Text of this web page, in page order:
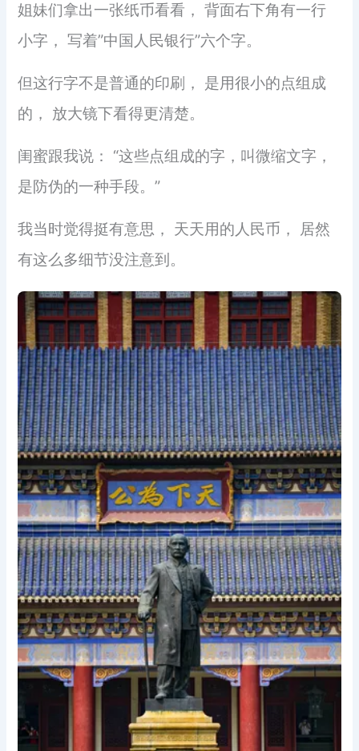
姐妹们拿出一张纸币看看， 背面右下角有一行
小字， 写着”中国人民银行”六个字。
但这行字不是普通的印刷， 是用很小的点组成
的， 放大镜下看得更清楚。
闺蜜跟我说： “这些点组成的字，叫微缩文字，
是防伪的一种手段。”
我当时觉得挺有意思， 天天用的人民币， 居然
有这么多细节没注意到。